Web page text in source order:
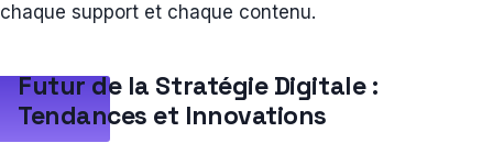
chaque support et chaque contenu.
Futur de la Stratégie Digitale :
Tendances et Innovations